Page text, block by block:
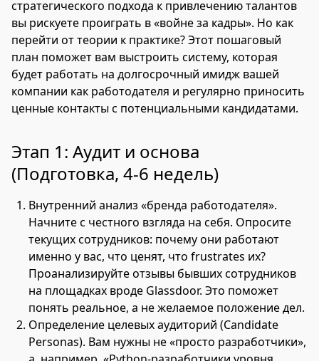
стратегического подхода к привлечению талантов
вы рискуете проиграть в «войне за кадры». Но как
перейти от теории к практике? Этот пошаговый
план поможет вам выстроить систему, которая
будет работать на долгосрочный имидж вашей
компании как работодателя и регулярно приносить
ценные контакты с потенциальными кандидатами.
Этап 1: Аудит и основа
(Подготовка, 4-6 недель)
Внутренний анализ «бренда работодателя».
Начните с честного взгляда на себя. Опросите
текущих сотрудников: почему они работают
именно у вас, что ценят, что frustrates их?
Проанализируйте отзывы бывших сотрудников
на площадках вроде Glassdoor. Это поможет
понять реальное, а не желаемое положение дел.
Определение целевых аудиторий (Candidate
Personas). Вам нужны не «просто разработчики»,